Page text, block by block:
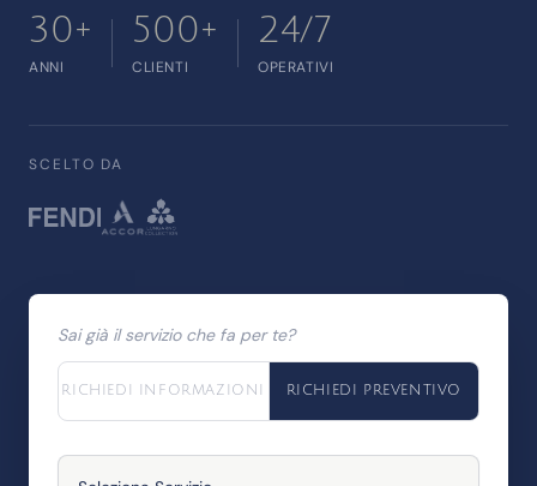
30+
ANNI
500+
CLIENTI
24/7
OPERATIVI
SCELTO DA
Sai già il servizio che fa per te?
RICHIEDI INFORMAZIONI RICHIEDI PREVENTIVO